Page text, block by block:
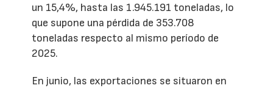
un 15,4%, hasta las 1.945.191 toneladas, lo
que supone una pérdida de 353.708
toneladas respecto al mismo período de
2025.
En junio, las exportaciones se situaron en